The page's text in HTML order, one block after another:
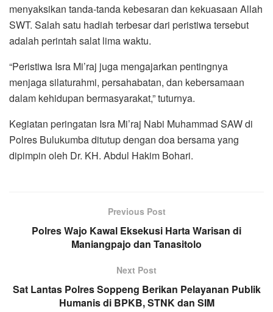
menyaksikan tanda-tanda kebesaran dan kekuasaan Allah
SWT. Salah satu hadiah terbesar dari peristiwa tersebut
adalah perintah salat lima waktu.
“Peristiwa Isra Mi’raj juga mengajarkan pentingnya
menjaga silaturahmi, persahabatan, dan kebersamaan
dalam kehidupan bermasyarakat,” tuturnya.
Kegiatan peringatan Isra Mi’raj Nabi Muhammad SAW di
Polres Bulukumba ditutup dengan doa bersama yang
dipimpin oleh Dr. KH. Abdul Hakim Bohari.
Previous Post
Polres Wajo Kawal Eksekusi Harta Warisan di
Maniangpajo dan Tanasitolo
Next Post
Sat Lantas Polres Soppeng Berikan Pelayanan Publik
Humanis di BPKB, STNK dan SIM